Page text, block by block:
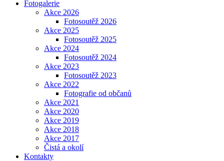
Fotogalerie
Akce 2026
Fotosoutěž 2026
Akce 2025
Fotosoutěž 2025
Akce 2024
Fotosoutěž 2024
Akce 2023
Fotosoutěž 2023
Akce 2022
Fotografie od občanů
Akce 2021
Akce 2020
Akce 2019
Akce 2018
Akce 2017
Čistá a okolí
Kontakty